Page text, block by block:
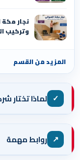
وتركيب
المزيد من القسم
✓ لماذا تختار
↗ روابط مهمة